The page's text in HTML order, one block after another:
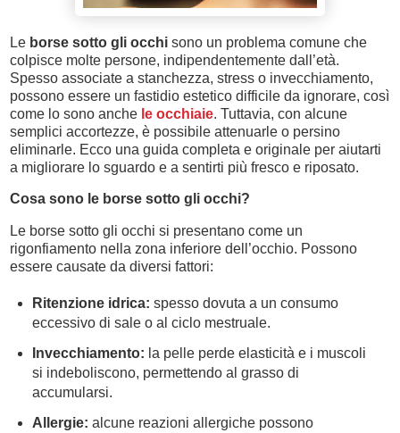
Le borse sotto gli occhi sono un problema comune che
colpisce molte persone, indipendentemente dall’età.
Spesso associate a stanchezza, stress o invecchiamento,
possono essere un fastidio estetico difficile da ignorare, così
come lo sono anche le occhiaie. Tuttavia, con alcune
semplici accortezze, è possibile attenuarle o persino
eliminarle. Ecco una guida completa e originale per aiutarti
a migliorare lo sguardo e a sentirti più fresco e riposato.
Cosa sono le borse sotto gli occhi?
Le borse sotto gli occhi si presentano come un
rigonfiamento nella zona inferiore dell’occhio. Possono
essere causate da diversi fattori:
Ritenzione idrica: spesso dovuta a un consumo
eccessivo di sale o al ciclo mestruale.
Invecchiamento: la pelle perde elasticità e i muscoli
si indeboliscono, permettendo al grasso di
accumularsi.
Allergie: alcune reazioni allergiche possono